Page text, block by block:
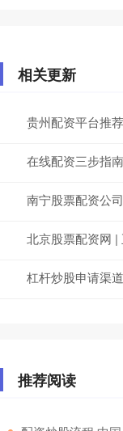
相关更新
贵州配资平台推
在线配资三步指
南宁股票配资公
北京股票配资网 |
杠杆炒股申请渠
推荐阅读